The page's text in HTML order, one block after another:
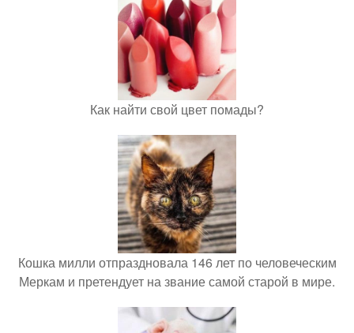
Как найти свой цвет помады?
Кошка милли отпраздновала 146 лет по человеческим
Меркам и претендует на звание самой старой в мире.